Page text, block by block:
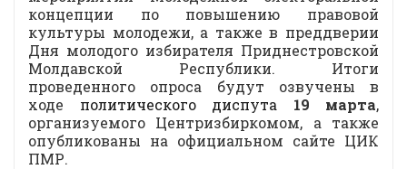
концепции по повышению правовой
культуры молодежи, а также в преддверии
Дня молодого избирателя Приднестровской
Молдавской Республики. Итоги
проведенного опроса будут озвучены в
ходе политического диспута 19 марта,
организуемого Центризбиркомом, а также
опубликованы на официальном сайте ЦИК
ПМР.